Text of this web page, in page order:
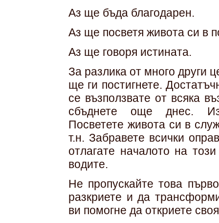
Аз ще бъда благодарен.
Аз ще посветя живота си в
Аз ще говоря истината.
За разлика от много други
ще ги постигнете.
се възползвате от всяка
сбъднете още днес.
Посветете живота си в
т.н. Забравете всички
отлагате началото на
водите.
Не пропускайте това
разкриете и да
ви помогне да откриете